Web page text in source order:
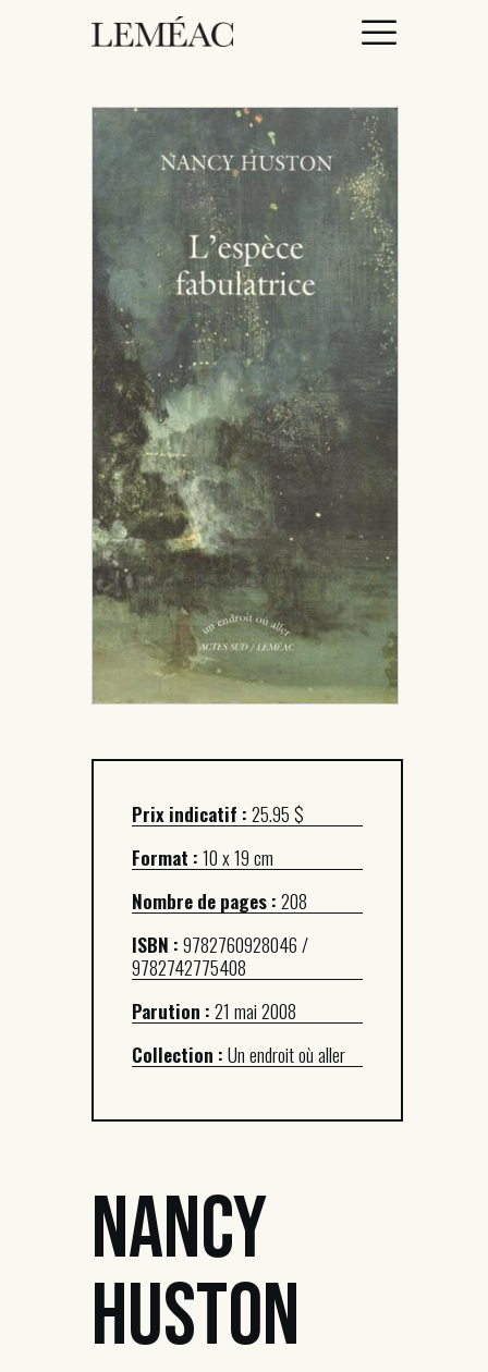
ACCUEIL
CATALOGUE
AUTEURICES
DROITS / RIGHTS
À PROPOS
Prix indicatif :25.95 $
Format :10 x 19 cm
Nombre de pages :208
ISBN :9782760928046 /
9782742775408
Parution :21 mai 2008
Collection :Un endroit où aller
Nancy
Huston